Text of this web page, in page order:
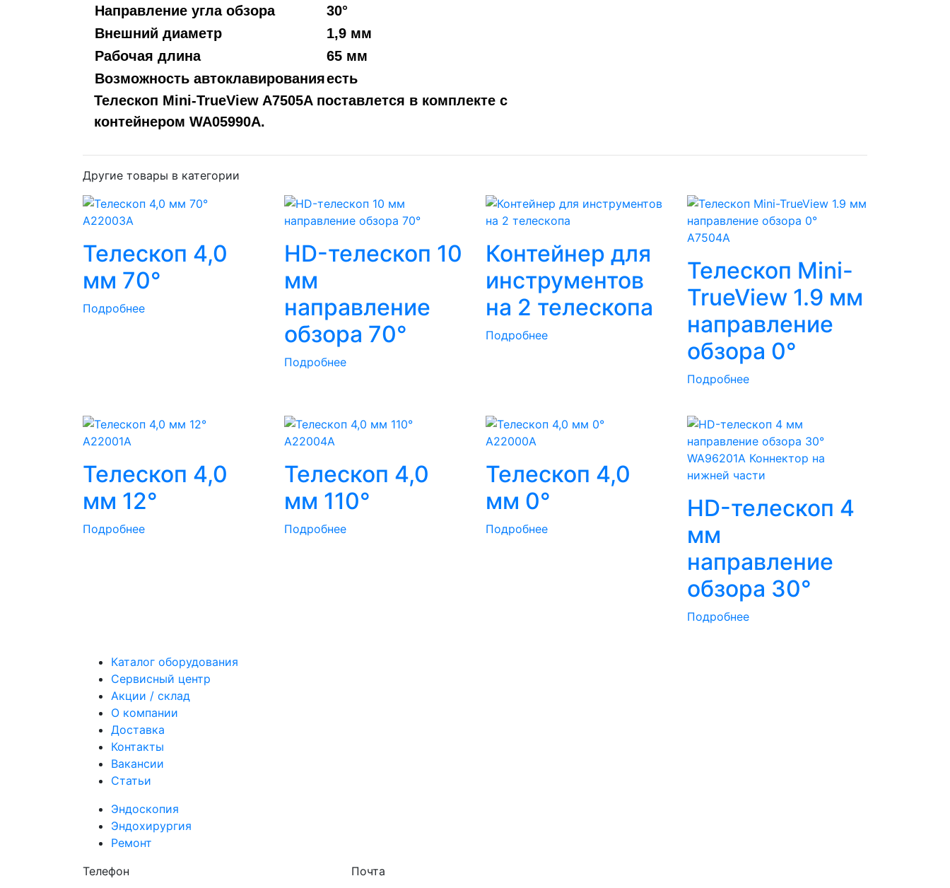
Направление угла обзора
30°
Внешний диаметр
1,9 мм
Рабочая длина
65 мм
Возможность автоклавированияесть
Телескоп Mini-TrueView A7505A поставлется в комплекте с
контейнером WA05990A.
Другие товары в категории
A22003A
Телескоп 4,0
мм 70°
Подробнее
HD-телескоп 10
мм
направление
обзора 70°
Подробнее
Контейнер для
инструментов
на 2 телескопа
Подробнее
A7504A
Телескоп Mini-
TrueView 1.9 мм
направление
обзора 0°
Подробнее
A22001A
Телескоп 4,0
мм 12°
Подробнее
A22004A
Телескоп 4,0
мм 110°
Подробнее
A22000A
Телескоп 4,0
мм 0°
Подробнее
WA96201A Коннектор на
нижней части
HD-телескоп 4
мм
направление
обзора 30°
Подробнее
Каталог оборудования
Сервисный центр
Акции / склад
О компании
Доставка
Контакты
Вакансии
Статьи
Эндоскопия
Эндохирургия
Ремонт
Телефон
Почта